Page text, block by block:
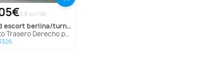
5 € sin IVA
escort berlina/turnier
Derecho para Ford Escort Berlina/Turnier